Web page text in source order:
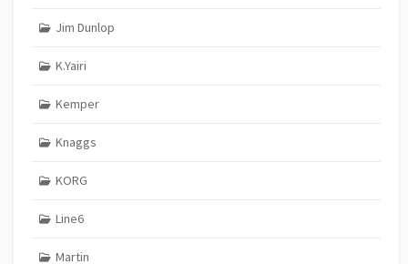
Jim Dunlop
K.Yairi
Kemper
Knaggs
KORG
Line6
Martin